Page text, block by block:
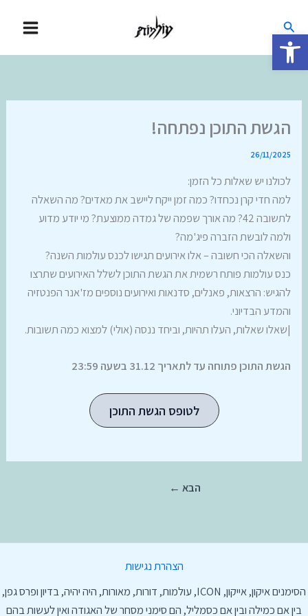
פתח סרגל נגישות
לתוכןחיפוש
הגשת התוכן נפתחה!
26/11/2025
לכולנו יש שאלות כל הזמן:
למה חדי קרן נכחדו? כמה זמן ייקח ליישב את מאדים? מה השאלה
לתשובה 42? מה אורך שפמה של גמדה ממוצעת? מי יודע מדוע
ולמה לובשת הזברה פיג'מה?
והשאלה הכי חשובה – אלו אירועים תגישו לכנס עולמות השנה?
כנס עולמות פותח רשמית את הגשת התוכן לשלל האירועים שתרצו
להגיש: הרצאות, פאנלים, סדנאות ואירועים נוספים מז'אנר הפנטזיה
והמדע הבדיוני.
|שאלו שאלות, העלו תהיות, וביחד ננסה (אולי) למצוא כמה תשובות.
הגשת התוכן פתוחה עד לתאריך 31.12 בשעה 23:59
לטופס הגשת התוכן
הצהרת נגישות
הסימנים איקון, אייקון, ICON, עולמות, דורות, מאורות, היה יהיה, בדיון ופרס גפן,
בין אם כמילה ובין אם כסמליל, הם סימני מסחר של האגודה ואין לעשות בהם